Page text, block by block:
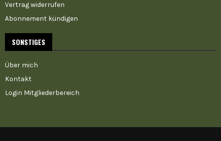
Vertrag widerrufen
Abonnement kündigen
SONSTIGES
Über mich
Kontakt
Login Mitgliederbereich